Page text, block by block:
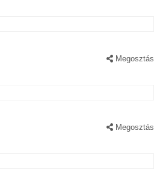
Megosztás
Megosztás